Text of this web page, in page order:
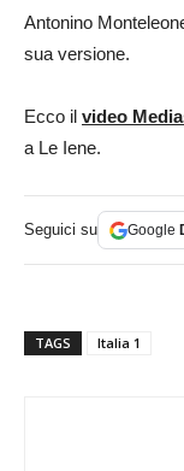
Antonino
sua versione.
Ecco il video
a Le Iene.
Seguici su Google
TAGS Italia 1